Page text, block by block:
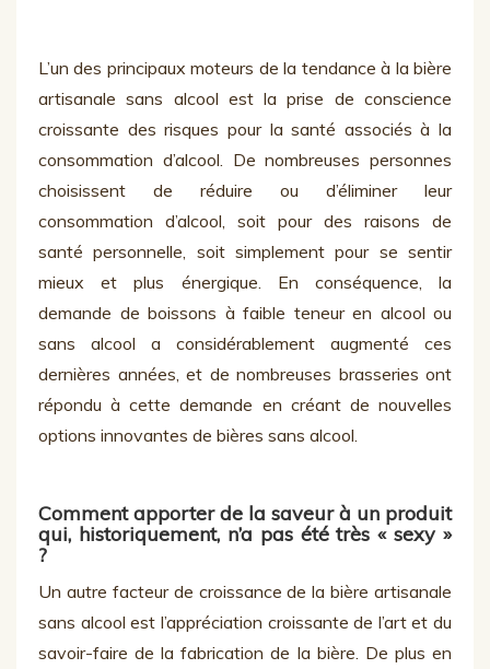
L’un des principaux moteurs de la tendance à la bière
artisanale sans alcool est la prise de conscience
croissante des risques pour la santé associés à la
consommation d’alcool. De nombreuses personnes
choisissent de réduire ou d’éliminer leur
consommation d’alcool, soit pour des raisons de
santé personnelle, soit simplement pour se sentir
mieux et plus énergique. En conséquence, la
demande de boissons à faible teneur en alcool ou
sans alcool a considérablement augmenté ces
dernières années, et de nombreuses brasseries ont
répondu à cette demande en créant de nouvelles
options innovantes de bières sans alcool.
Comment apporter de la saveur à un produit
qui, historiquement, n’a pas été très « sexy »
?
Un autre facteur de croissance de la bière artisanale
sans alcool est l’appréciation croissante de l’art et du
savoir-faire de la fabrication de la bière. De plus en